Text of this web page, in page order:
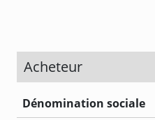
Acheteur
Dénomination sociale